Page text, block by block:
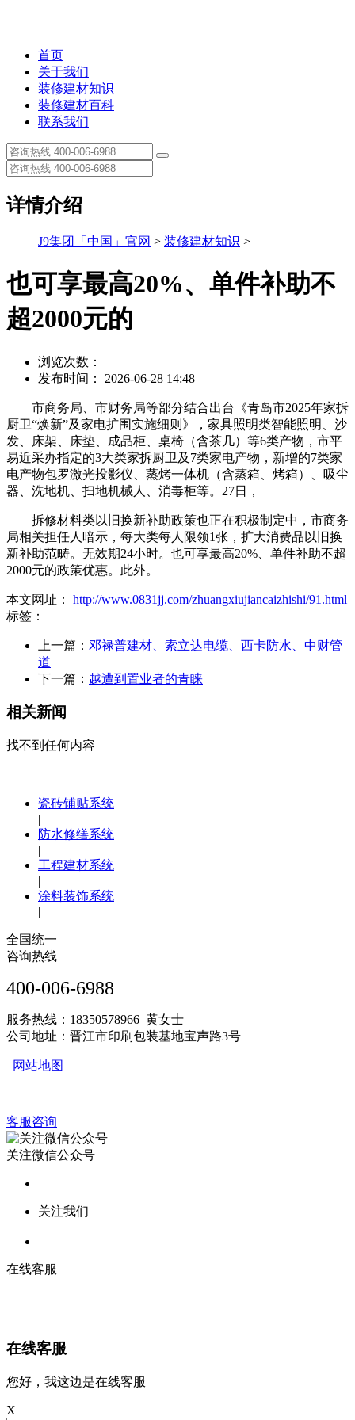
首页
关于我们
装修建材知识
装修建材百科
联系我们
详情介绍
J9集团「中国」官网 > 装修建材知识 >
也可享最高20%、单件补助不
超2000元的
浏览次数：
发布时间： 2026-06-28 14:48
市商务局、市财务局等部分结合出台《青岛市2025年家拆
厨卫“焕新”及家电扩围实施细则》，家具照明类智能照明、沙
发、床架、床垫、成品柜、桌椅（含茶几）等6类产物，市平
易近采办指定的3大类家拆厨卫及7类家电产物，新增的7类家
电产物包罗激光投影仪、蒸烤一体机（含蒸箱、烤箱）、吸尘
器、洗地机、扫地机械人、消毒柜等。27日，
拆修材料类以旧换新补助政策也正在积极制定中，市商务
局相关担任人暗示，每大类每人限领1张，扩大消费品以旧换
新补助范畴。无效期24小时。也可享最高20%、单件补助不超
2000元的政策优惠。此外。
本文网址： http://www.0831jj.com/zhuangxiujiancaizhishi/91.html
标签：
上一篇： 邓禄普建材、索立达电缆、西卡防水、中财管
道
下一篇： 越遭到置业者的青睐
相关新闻
找不到任何内容
瓷砖铺贴系统
|
防水修缮系统
|
工程建材系统
|
涂料装饰系统
|
全国统一
咨询热线
400-006-6988
服务热线：18350578966 黄女士
公司地址：晋江市印刷包装基地宝声路3号
网站地图
客服咨询
关注微信公众号
关注我们
在线客服
在线客服
您好，我这边是在线客服
X